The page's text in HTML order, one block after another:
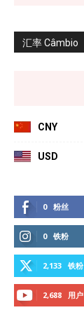
汇率 Câmbio
CNY
USD
0 粉丝
0 铁粉
2,133 铁粉
2,688 用户